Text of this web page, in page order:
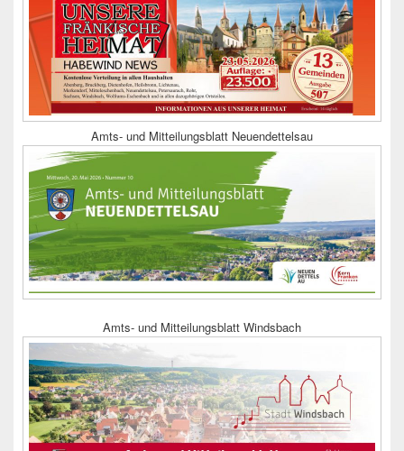
Amts- und Mitteilungsblatt Neuendettelsau
Amts- und Mitteilungsblatt Windsbach